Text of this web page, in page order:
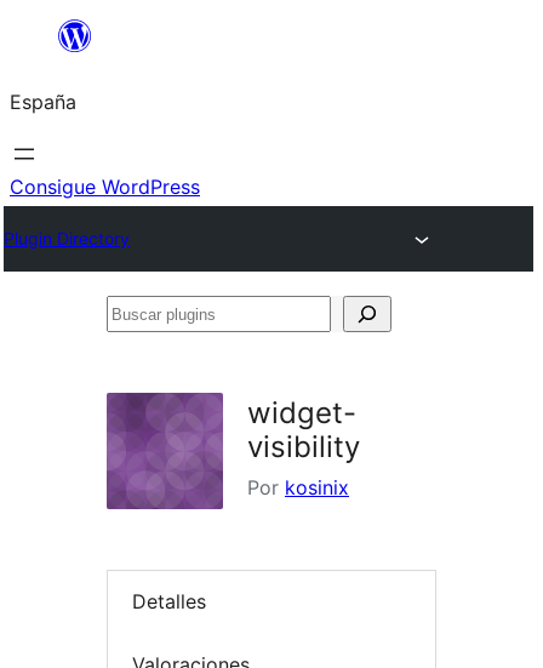
Saltar
contenido
España
Consigue WordPress
Plugin Directory
Buscar
widget-
visibility
Por kosinix
Detalles